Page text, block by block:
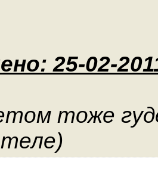
25-02-
тоже